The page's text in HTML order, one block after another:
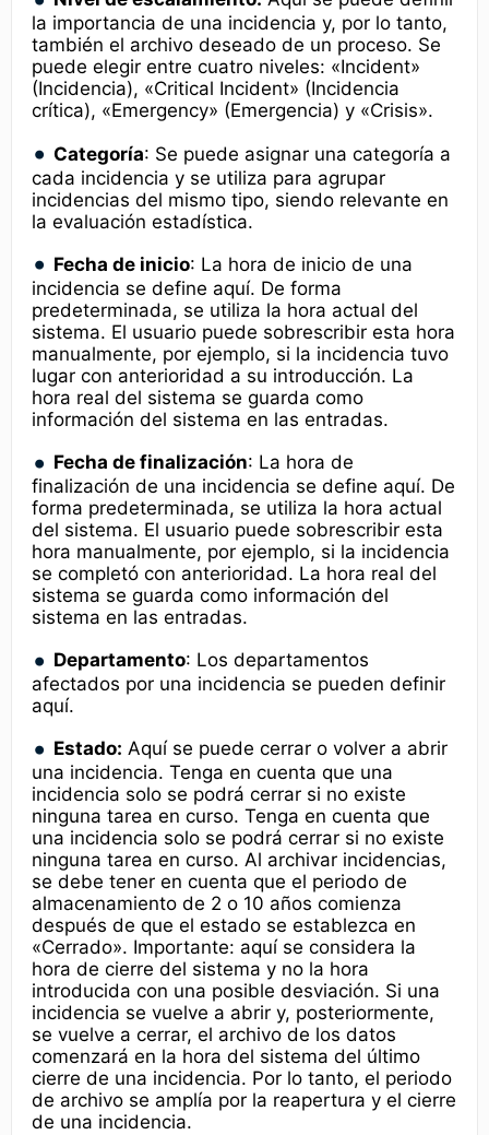
la importancia de una incidencia y, por lo tanto,
también el archivo deseado de un proceso. Se
puede elegir entre cuatro niveles: «Incident»
(Incidencia), «Critical Incident» (Incidencia
crítica), «Emergency» (Emergencia) y «Crisis».
Categoría: Se puede asignar una categoría a
cada incidencia y se utiliza para agrupar
incidencias del mismo tipo, siendo relevante en
la evaluación estadística.
Fecha de inicio: La hora de inicio de una
incidencia se define aquí. De forma
predeterminada, se utiliza la hora actual del
sistema. El usuario puede sobrescribir esta hora
manualmente, por ejemplo, si la incidencia tuvo
lugar con anterioridad a su introducción. La
hora real del sistema se guarda como
información del sistema en las entradas.
Fecha de finalización: La hora de
finalización de una incidencia se define aquí. De
forma predeterminada, se utiliza la hora actual
del sistema. El usuario puede sobrescribir esta
hora manualmente, por ejemplo, si la incidencia
se completó con anterioridad. La hora real del
sistema se guarda como información del
sistema en las entradas.
Departamento: Los departamentos
afectados por una incidencia se pueden definir
aquí.
Estado: Aquí se puede cerrar o volver a abrir
una incidencia. Tenga en cuenta que una
incidencia solo se podrá cerrar si no existe
ninguna tarea en curso. Tenga en cuenta que
una incidencia solo se podrá cerrar si no existe
ninguna tarea en curso. Al archivar incidencias,
se debe tener en cuenta que el periodo de
almacenamiento de 2 o 10 años comienza
después de que el estado se establezca en
«Cerrado». Importante: aquí se considera la
hora de cierre del sistema y no la hora
introducida con una posible desviación. Si una
incidencia se vuelve a abrir y, posteriormente,
se vuelve a cerrar, el archivo de los datos
comenzará en la hora del sistema del último
cierre de una incidencia. Por lo tanto, el periodo
de archivo se amplía por la reapertura y el cierre
de una incidencia.